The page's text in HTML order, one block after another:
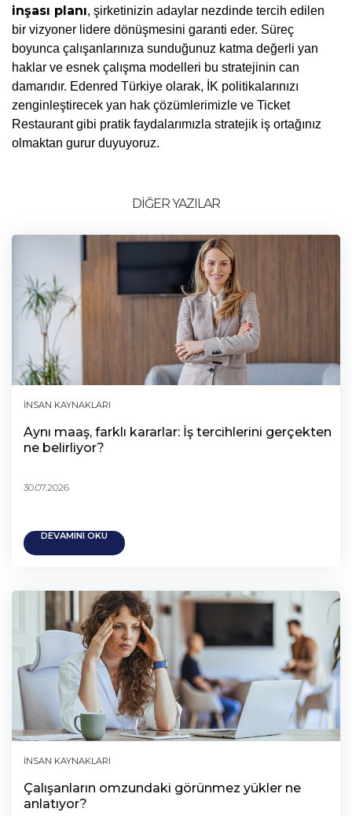
inşası planı, şirketinizin adaylar nezdinde tercih edilen
bir vizyoner lidere dönüşmesini garanti eder. Süreç
boyunca çalışanlarınıza sunduğunuz katma değerli yan
haklar ve esnek çalışma modelleri bu stratejinin can
damarıdır. Edenred Türkiye olarak, İK politikalarınızı
zenginleştirecek yan hak çözümlerimizle ve Ticket
Restaurant gibi pratik faydalarımızla stratejik iş ortağınız
olmaktan gurur duyuyoruz.
DİĞER YAZILAR
İNSAN KAYNAKLARI
Aynı maaş, farklı kararlar: İş tercihlerini gerçekten
ne belirliyor?
30.07.2026
DEVAMINI OKU
İNSAN KAYNAKLARI
Çalışanların omzundaki görünmez yükler ne
anlatıyor?